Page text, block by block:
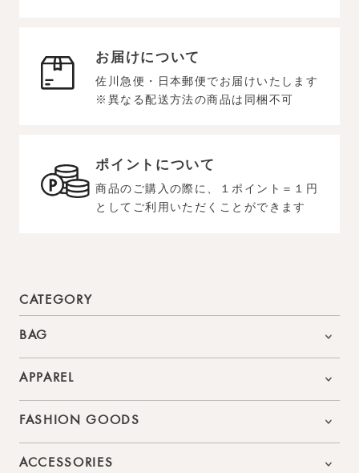
お届けについて
佐川急便・日本郵便でお届けいたします
※異なる配送方法の商品は同梱不可
ポイントについて
商品のご購入の際に、１ポイント＝１円
としてご利用いただくことができます
CATEGORY
BAG
APPAREL
FASHION GOODS
ACCESSORIES